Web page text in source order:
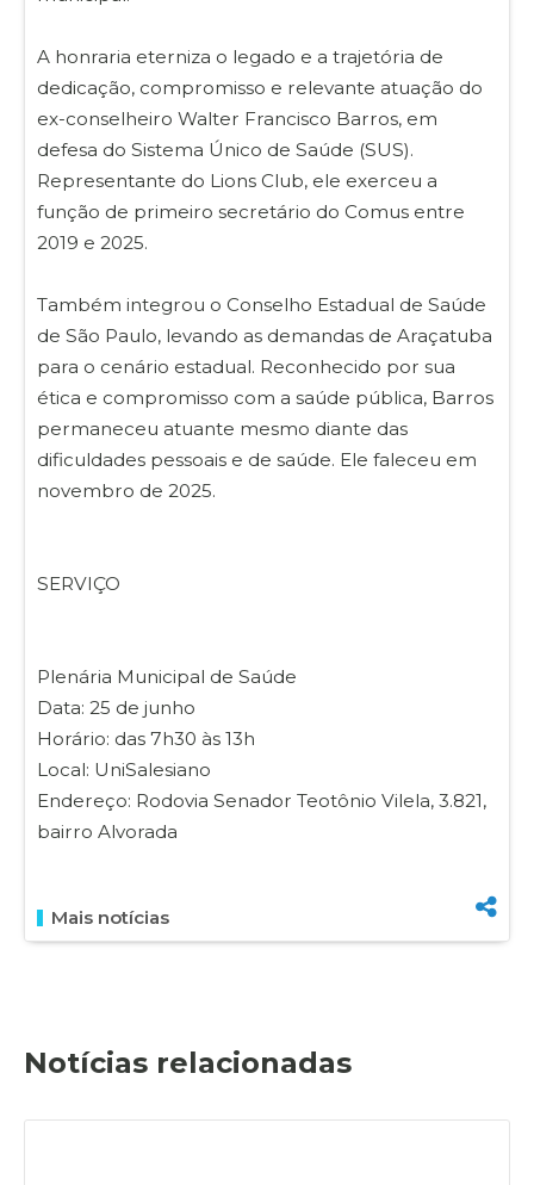
A honraria eterniza o legado e a trajetória de
dedicação, compromisso e relevante atuação do
ex-conselheiro Walter Francisco Barros, em
defesa do Sistema Único de Saúde (SUS).
Representante do Lions Club, ele exerceu a
função de primeiro secretário do Comus entre
2019 e 2025.
Também integrou o Conselho Estadual de Saúde
de São Paulo, levando as demandas de Araçatuba
para o cenário estadual. Reconhecido por sua
ética e compromisso com a saúde pública, Barros
permaneceu atuante mesmo diante das
dificuldades pessoais e de saúde. Ele faleceu em
novembro de 2025.
SERVIÇO
Plenária Municipal de Saúde
Data: 25 de junho
Horário: das 7h30 às 13h
Local: UniSalesiano
Endereço: Rodovia Senador Teotônio Vilela, 3.821,
bairro Alvorada
Mais notícias
Notícias relacionadas